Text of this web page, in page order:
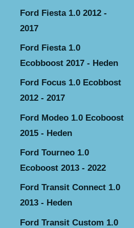
Ford Fiesta 1.0 2012 -
2017
Ford Fiesta 1.0
Ecobboost 2017 - Heden
Ford Focus 1.0 Ecobbost
2012 - 2017
Ford Modeo 1.0 Ecoboost
2015 - Heden
Ford Tourneo 1.0
Ecoboost 2013 - 2022
Ford Transit Connect 1.0
2013 - Heden
Ford Transit Custom 1.0